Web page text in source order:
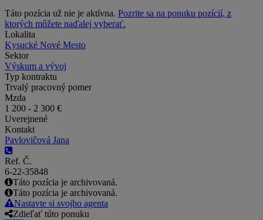
Táto pozícia už nie je aktívna. Pozrite sa na ponuku pozícií, z
ktorých môžete naďalej vyberať.
Lokalita
Kysucké Nové Mesto
Sektor
Výskum a vývoj
Typ kontraktu
Trvalý pracovný pomer
Mzda
1 200 - 2 300 €
Uverejnené
Kontakt
Pavlovičová Jana
Ref. Č.
6-22-35848
Táto pozícia je archivovaná.
Táto pozícia je archivovaná.
Nastavte si svojho agenta
Zdieľať túto ponuku